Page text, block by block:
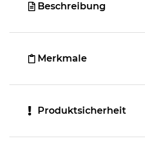
Beschreibung
Merkmale
Produktsicherheit